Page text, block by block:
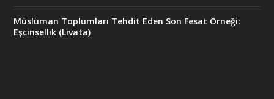
Müslüman Toplumları Tehdit Eden Son Fesat Örneği:
Eşcinsellik (Livata)